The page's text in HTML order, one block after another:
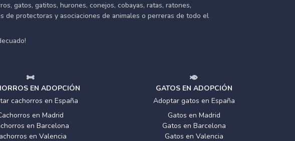
gatos, gatitos, hurones, conejos, cobayas, ratas, ratones,
de protectoras y asociaciones de animales o perreras de todo el
EN ADOPCIÓN
cachorros en España
en Madrid
en Barcelona
en Valencia
GATOS EN ADOPCIÓN
Adoptar gatos en España
Gatos en Madrid
Gatos en Barcelona
Gatos en Valencia